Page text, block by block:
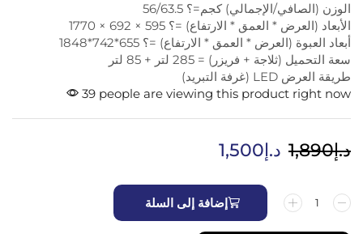
الوزن (الصافي/الإجمالي) كجم=؟ 56/63.5
الأبعاد (العرض * العمق * الارتفاع) =؟ 595 × 692 × 1770
أبعاد العبوة (العرض * العمق * الارتفاع) =؟ 655*742*1848
سعة التحميل (ثلاجة + فريزر) = 285 لتر + 85 لتر
طريقة العرض LED (غرفة التبريد)
39 people are viewing this product right now
د.إ1,890 د.إ1,500
إضافة إلى السلة